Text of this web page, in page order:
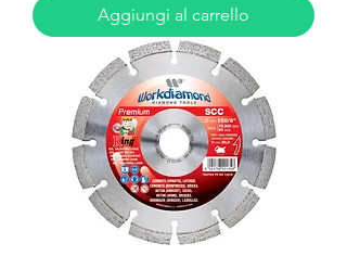
Aggiungi al carrello